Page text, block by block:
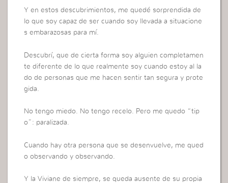
Y en estos descubrimientos, me quedé sorprendida de
lo que soy capaz de ser cuando soy llevada a situacione
s embarazosas para mí.
Descubrí, que de cierta forma soy alguien completamen
te diferente de lo que realmente soy cuando estoy al la
do de personas que me hacen sentir tan segura y prote
gida.
No tengo miedo. No tengo recelo. Pero me quedo “tip
o”: paralizada.
Cuando hay otra persona que se desenvuelve, me qued
o observando y observando.
Y la Viviane de siempre, se queda ausente de su propia